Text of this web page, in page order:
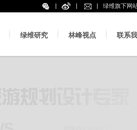
绿维旗下网
绿维研究 林峰视点 联系